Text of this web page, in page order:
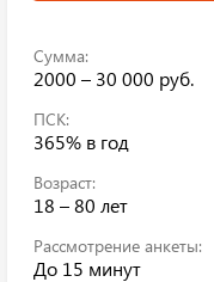
Сумма:
2000 – 30 000 руб.
ПСК:
365% в год
Возраст:
18 – 80 лет
Рассмотрение анкеты:
До 15 минут